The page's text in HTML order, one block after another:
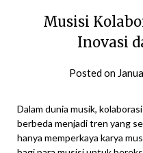
Musisi
Inovasi
Posted on
Dalam dunia musik,
berbeda menjadi tren yang
hanya memperkaya karya